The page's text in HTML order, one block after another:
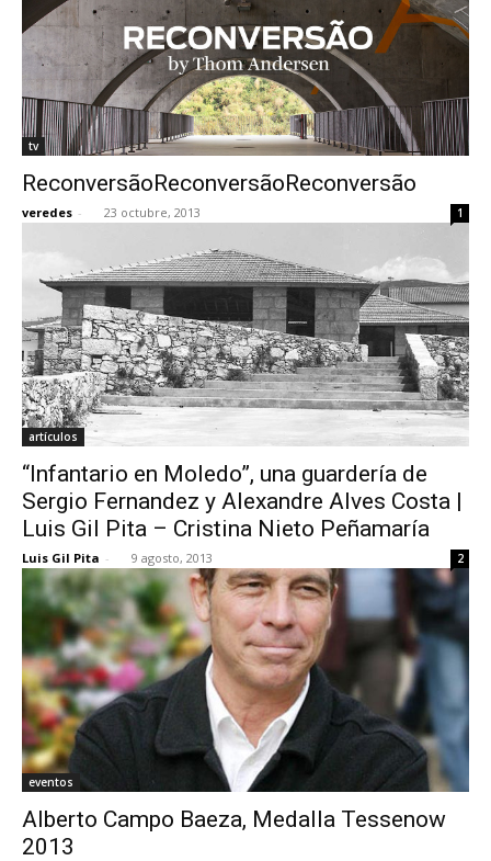
tv
ReconversãoReconversãoReconversão
veredes - 23 octubre, 2013 1
artículos
“Infantario en Moledo”, una guardería de
Sergio Fernandez y Alexandre Alves Costa |
Luis Gil Pita – Cristina Nieto Peñamaría
Luis Gil Pita - 9 agosto, 2013 2
eventos
Alberto Campo Baeza, Medalla Tessenow
2013